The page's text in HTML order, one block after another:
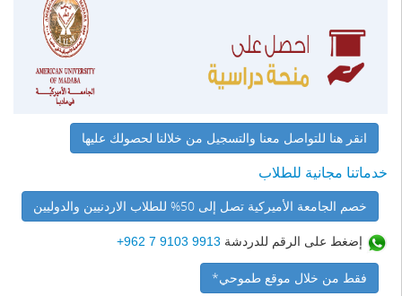
انقر هنا للتواصل معنا والتسجيل من خلالنا لحصولك علیها
خدماتنا مجانية للطلاب
خصم الجامعة الأميركية تصل إلى 50% للطلاب الاردنيين والدوليين
إضغط على الرقم للدردشة 9913 9103 7 962+
فقط من خلال موقع طموحي*